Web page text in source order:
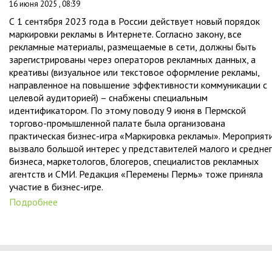
16 июня 2025 , 08:39
С 1 сентября 2023 года в России действует новый порядок
маркировки рекламы в Интернете. Согласно закону, все
рекламные материалы, размещаемые в сети, должны быть
зарегистрированы через операторов рекламных данных, а
креативы (визуальное или текстовое оформление рекламы,
направленное на повышение эффективности коммуникации с
целевой аудиторией) – снабжены специальным
идентификатором. По этому поводу 9 июня в Пермской
торгово-промышленной палате была организована
практическая бизнес-игра «Маркировка рекламы».
вызвало большой интерес у представителей малого и
бизнеса, маркетологов, блогеров, специалистов рекламных
агентств и СМИ. Редакция «Перемены Пермь» тоже приняла
участие в бизнес-игре.
Подробнее